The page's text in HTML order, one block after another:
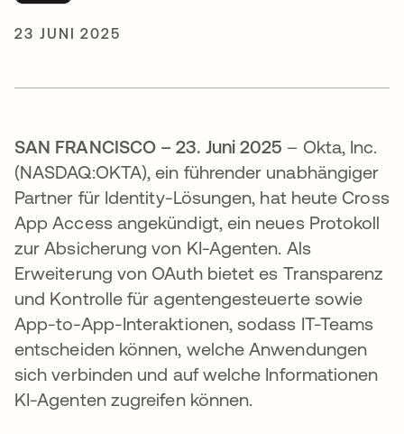
23 JUNI 2025
SAN FRANCISCO – 23. Juni 2025 – Okta, Inc.
(NASDAQ:OKTA), ein führender unabhängiger
Partner für Identity-Lösungen, hat heute Cross
App Access angekündigt, ein neues Protokoll
zur Absicherung von KI-Agenten. Als
Erweiterung von OAuth bietet es Transparenz
und Kontrolle für agentengesteuerte sowie
App-to-App-Interaktionen, sodass IT-Teams
entscheiden können, welche Anwendungen
sich verbinden und auf welche Informationen
KI-Agenten zugreifen können.